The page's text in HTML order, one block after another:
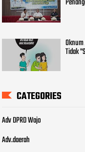
Tidak
CATEGORIES
Adv DPRD Wajo
Adv.daerah